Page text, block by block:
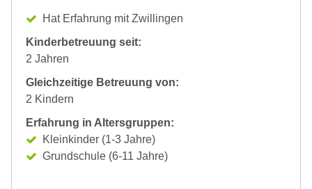
Hat Erfahrung mit Zwillingen
Kinderbetreuung seit:
2 Jahren
Gleichzeitige Betreuung von:
2 Kindern
Erfahrung in Altersgruppen:
Kleinkinder (1-3 Jahre)
Grundschule (6-11 Jahre)